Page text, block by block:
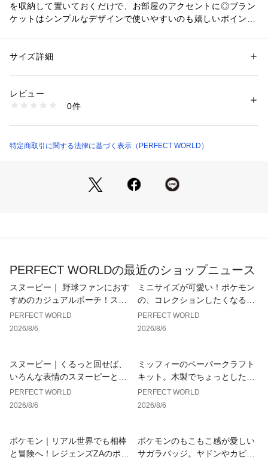
を収納して置いておくだけで、お部屋のアクセントに◎ブラン
ケットはシンプルなデザインで使いやすいのも嬉しいポイント
(装飾部分含めず)
こちらの商品は価格改定を実施させていただきます。
お届けする商品についているタグが旧価格の場合がございます
性別：レディース
素材：ポリエステル
商品番号：
1382-7750384 （ショップ）
サイズ詳細
レビュー
0件
特定商取引に関する法律に基づく表示（PERFECT WORLD）
PERFECT WORLDの最近のショップニュース
スヌーピー｜ 野球ファンにおす
すめのカジュアルポーチ！スヌ
ーピーのベースボールシリーズ
からシンプルなレッドのコスメ
PERFECT WORLD
2026/8/6
ミニサイズが可愛い！ポケモン
の、コレクションしたくなる看
板風クリップ。
PERFECT WORLD
2026/8/6
スヌーピー｜くるっと回せば、
いろんな表情のスヌーピーと仲
間たちに出会える。毎日のコー
ヒータイムがもっと楽しくなる
PERFECT WORLD
2026/8/6
ミッフィーのペーパークラフト
キット。木製でちょっとしたイ
ンテリアになるペーパーシアタ
ー。
PERFECT WORLD
2026/8/6
ポケモン｜リアル世界でも相棒
と冒険へ！レジェンズZAのポケ
ポケモンのもこもこ感が愛しい
サガラバッジ。ヤドンやカビゴ